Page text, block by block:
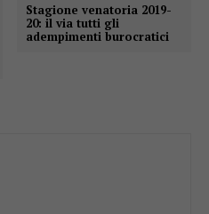
Stagione venatoria 2019-
20: il via tutti gli
adempimenti burocratici